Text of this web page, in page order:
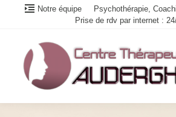
Notre équipe
Psychothérapie,
Prise de rdv par internet :